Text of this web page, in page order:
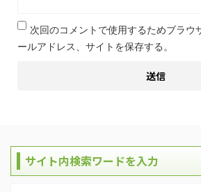
次回のコメントで使用するためブラウ
ールアドレス、サイトを保存する。
サイト内検索ワードを入力